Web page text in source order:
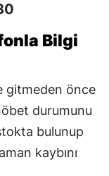
Bilgi
gitmeden önce
durumunu
bulunup
kaybını